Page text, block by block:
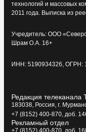
технологий и массовых
2011 года. Выписка из
Учредитель: ООО
Шрам О.А. 16+
ИНН: 5190934326, ОГРН:
Редакция телеканала
183038, Россия, г.
+7 (8152) 400-870, доб.
Рекламный отдел
+7 (8152) 400-870, доб.